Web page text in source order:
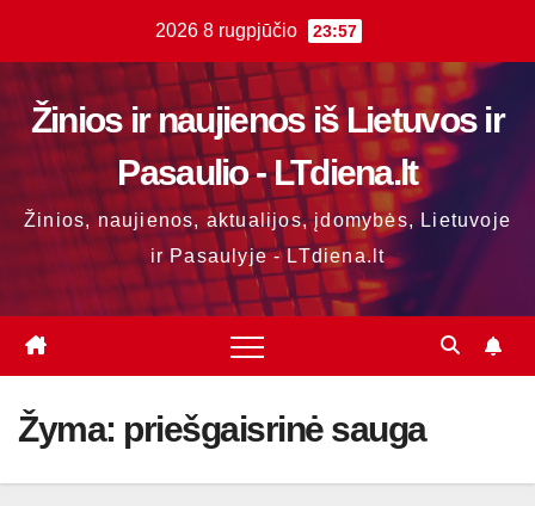
content
2026 8 rugpjūčio 23:57
Žinios ir naujienos iš Lietuvos ir
Pasaulio - LTdiena.lt
Žinios, naujienos, aktualijos, įdomybės, Lietuvoje
ir Pasaulyje - LTdiena.lt
Žyma: priešgaisrinė sauga